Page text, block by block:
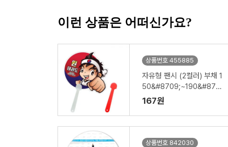
이런 상품은 어떠신가요?
상품번호 455885
자유형 팬시 (2컬러) 부채 1
50&#8709;~190&#870
9; (손잡이110mm)
167원
상품번호 842030